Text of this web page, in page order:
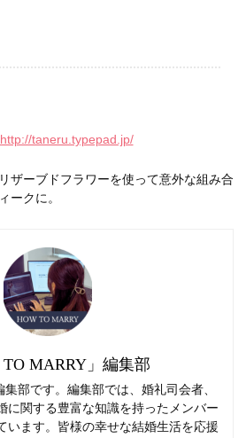
http://taneru.typepad.jp/
ザーブドフラワーを使って意外な組み合
ークに。
TO MARRY」編集部
集部です。編集部では、婚礼司会者、
に関する豊富な知識を持ったメンバー
います。皆様の幸せな結婚生活を応援